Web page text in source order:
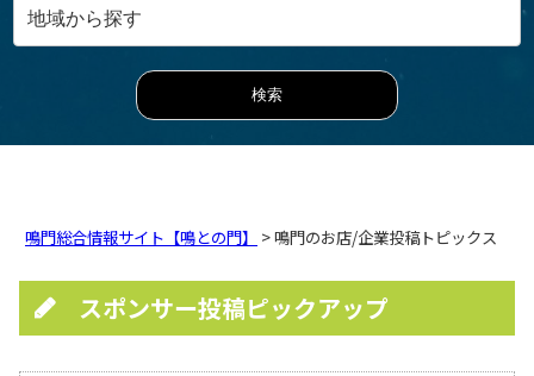
鳴門総合情報サイト【鳴との門】 > 鳴門のお店/企業投稿トピックス
スポンサー投稿ピックアップ